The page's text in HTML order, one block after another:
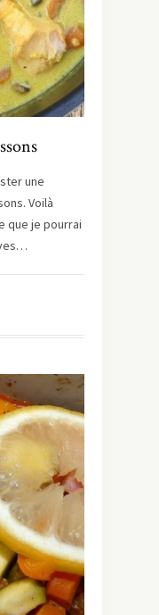
une
Voilà
que je pourrai